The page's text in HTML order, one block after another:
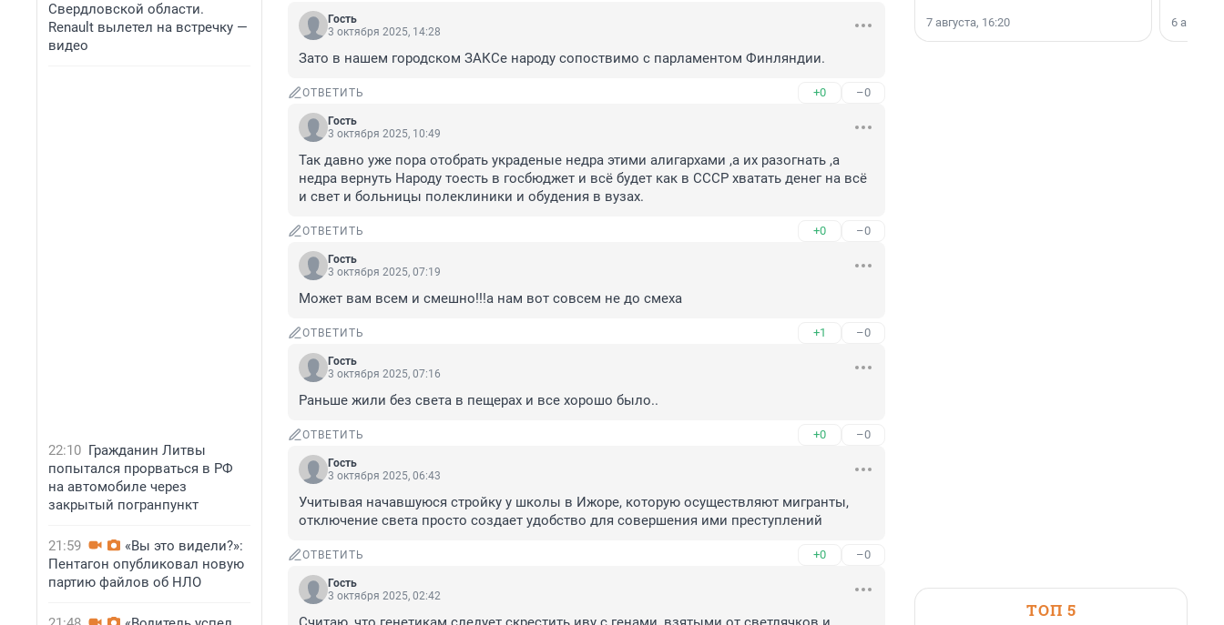
Свердловской области.
Renault вылетел на встречку —
видео
22:10 Гражданин Литвы
попытался прорваться в РФ
на автомобиле через
закрытый погранпункт
21:59
«Вы это видели?»:
Пентагон опубликовал новую
партию файлов об НЛО
Гость
3 октября 2025, 14:28
Зато в нашем городском ЗАКСе народу сопоствимо с парламентом Финляндии.
ОТВЕТИТЬ +0 –0
Гость
3 октября 2025, 10:49
Так давно уже пора отобрать украденые недра этими алигархами ,а их разогнать ,а
недра вернуть Народу тоесть в госбюджет и всё будет как в СССР хватать денег на всё
и свет и больницы полеклиники и обудения в вузах.
ОТВЕТИТЬ +0 –0
Гость
3 октября 2025, 07:19
Может вам всем и смешно!!!а нам вот совсем не до смеха
ОТВЕТИТЬ +1 –0
Гость
3 октября 2025, 07:16
Раньше жили без света в пещерах и все хорошо было..
ОТВЕТИТЬ +0 –0
Гость
3 октября 2025, 06:43
Учитывая начавшуюся стройку у школы в Ижоре, которую осуществляют мигранты,
отключение света просто создает удобство для совершения ими преступлений
ОТВЕТИТЬ +0 –0
Гость
3 октября 2025, 02:42
7 августа, 16:20 6
ТОП 5